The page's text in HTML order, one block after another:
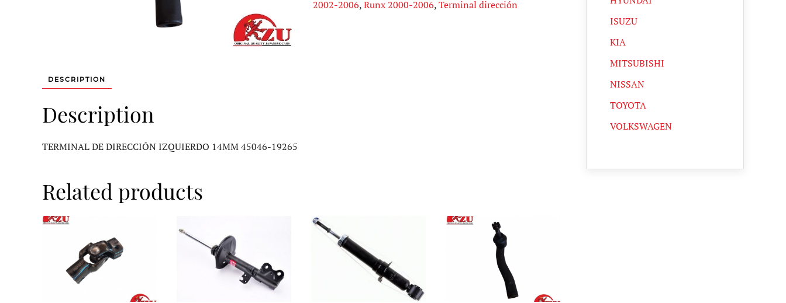
2002-2006,Runx 2000-2006,Terminal dirección
DESCRIPTION
Description
TERMINAL DE DIRECCIÓN IZQUIERDO 14MM 45046-19265
Related products
ISUZU
KIA
MITSUBISHI
NISSAN
TOYOTA
VOLKSWAGEN